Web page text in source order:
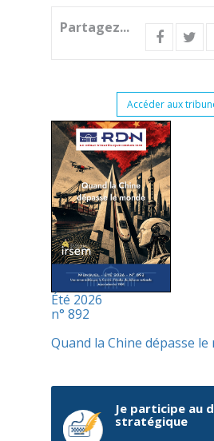
Partagez...
Accéder aux
Été 2026
n° 892
Quand la Chine dépasse le
Je participe au
stratégique